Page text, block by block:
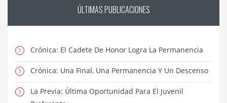
ÚLTIMASPUBLICACIONES
Crónica: El Cadete De Honor Logra La Permanencia
Crónica: Una Final, Una Permanencia Y Un Descenso
La Previa: Última Oportunidad Para El Juvenil